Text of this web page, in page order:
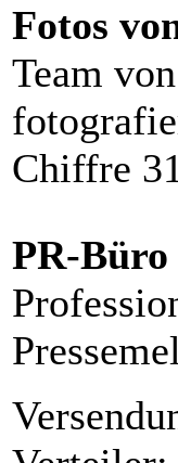
Fotos
Team
Chiffre
PR-